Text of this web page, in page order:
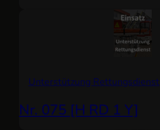
Unterstützung Rettungsdienst
Nr. 075 [H RD 1 Y]